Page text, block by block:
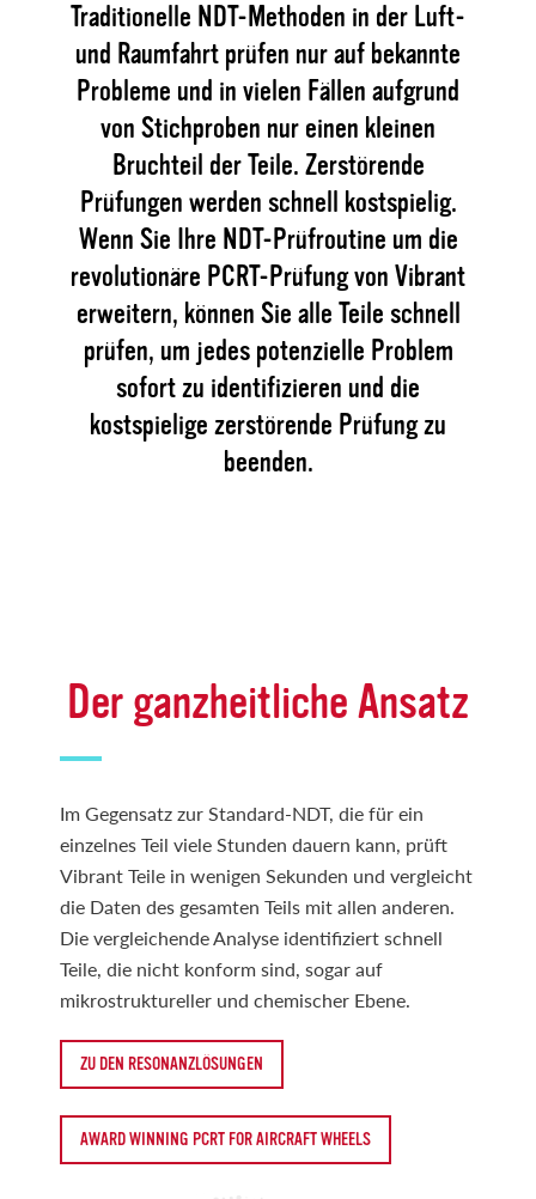
Traditionelle NDT-Methoden in der Luft-
und Raumfahrt prüfen nur auf bekannte
Probleme und in vielen Fällen aufgrund
von Stichproben nur einen kleinen
Bruchteil der Teile. Zerstörende
Prüfungen werden schnell kostspielig.
Wenn Sie Ihre NDT-Prüfroutine um die
revolutionäre PCRT-Prüfung von Vibrant
erweitern, können Sie alle Teile schnell
prüfen, um jedes potenzielle Problem
sofort zu identifizieren und die
kostspielige zerstörende Prüfung zu
beenden.
Der ganzheitliche Ansatz
Im Gegensatz zur Standard-NDT, die für ein
einzelnes Teil viele Stunden dauern kann, prüft
Vibrant Teile in wenigen Sekunden und vergleicht
die Daten des gesamten Teils mit allen anderen.
Die vergleichende Analyse identifiziert schnell
Teile, die nicht konform sind, sogar auf
mikrostruktureller und chemischer Ebene.
ZU DEN RESONANZLÖSUNGEN
AWARD WINNING PCRT FOR AIRCRAFT WHEELS